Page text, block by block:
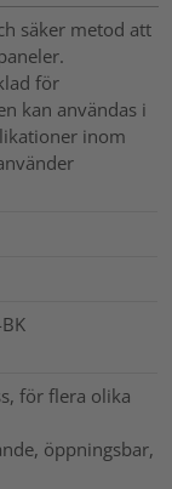
säker metod att
för
kan användas i
inom
för flera olika
öppningsbar,